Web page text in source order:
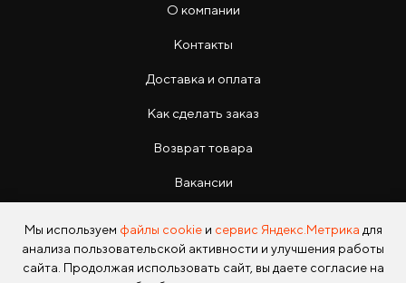
О компании
Контакты
Доставка и оплата
Как сделать заказ
Возврат товара
Вакансии
Мы используем файлы cookieи сервис Яндекс.Метрика для
анализа пользовательской активности и улучшения работы
сайта. Продолжая использовать сайт, вы даете согласие на